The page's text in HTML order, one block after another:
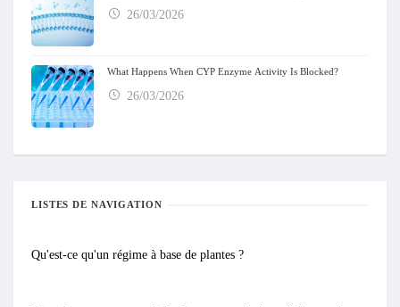
26/03/2026
What Happens When CYP Enzyme Activity Is Blocked?
26/03/2026
LISTES DE NAVIGATION
Qu'est-ce qu'un régime à base de plantes ?